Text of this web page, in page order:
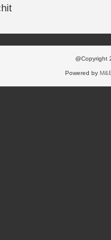
@Copyright
Powered by